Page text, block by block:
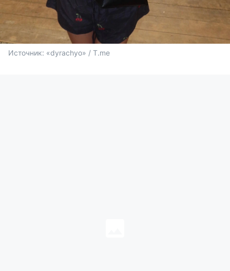
Источник: «dyrachyo» / T.me